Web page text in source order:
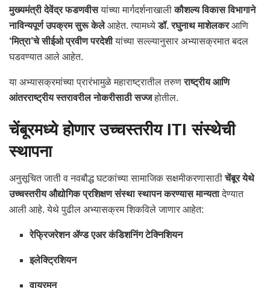
मुख्यमंत्री देवेंद्र फडणवीसयांच्या मार्गदर्शनाखालीकौशल्य विकास विभागाने
नाविन्यपूर्ण उपक्रम सुरू केलेआहेत. त्यामध्येडॉ. रघुनाथ माशेलकरआणि
‘मित्रा’चे सीईओ प्रवीण परदेशीयांच्या सल्ल्यानुसार अभ्यासक्रमात बदल
घडवण्यात आले आहेत.
या अभ्यासक्रमांच्या प्रारंभामुळे महाराष्ट्रातील तरुणराष्ट्रीय आणि
आंतरराष्ट्रीय स्तरावरील नोकरीसाठी सज्जहोतील.
चेंबूरमध्ये होणार उच्चस्तरीय ITI संस्थेची
स्थापना
अनुसूचित जाती व नवबौद्ध घटकांच्या सामाजिक सक्षमीकरणासाठीचेंबूर येथे
उच्चस्तरीय औद्योगिक प्रशिक्षण संस्था स्थापन करण्यास मान्यतादेण्यात
आली आहे. येथे पुढील अभ्यासक्रम शिकविले जाणार आहेत:
रेफ्रिजरेशन ॲण्ड एअर कंडिशनिंग टेक्निशियन
इलेक्ट्रिशियन
वायरमन